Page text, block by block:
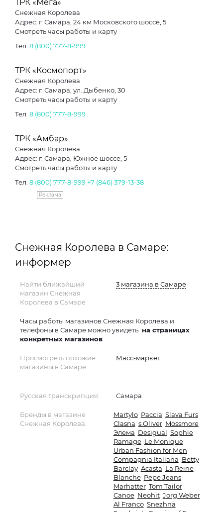
ТРК «Мега»
Снежная Королева
Адрес: г. Самара, 24 км Московского шоссе, 5
Смотреть часы работы и карту
Тел. 8 (800) 777-8-999
ТРК «Космопорт»
Снежная Королева
Адрес: г. Самара, ул. Дыбенко, 30
Смотреть часы работы и карту
Тел. 8 (800) 777-8-999
ТРК «Амбар»
Снежная Королева
Адрес: г. Самара, Южное шоссе, 5
Смотреть часы работы и карту
Тел. 8 (800) 777-8-999 +7 (846) 379-13-38
Реклама
Снежная Королева в Самаре:
информер
Найти ближайший
магазин Снежная
Королева в Самаре
3 магазина в Самаре
Часы работы магазинов Снежная Королева и
телефоны в Самаре можно увидеть на страницах
конкретных магазинов
Просмотреть похожие
магазины в Самаре:
Масс-маркет
Русская транскрипция: Самара
Бренды в магазине
Снежная Королева:
Martylo Paccia Slava Furs
Clasna s.Oliver Mossmore
Элема Desigual Sophie
Ramage Le Monique
Urban Fashion for Men
Compagnia Italiana Betty
Barclay Acasta La Reine
Blanche Pepe Jeans
Marhatter Tom Tailor
Canoe Neohit Jorg Weber
Al Franco Snezhna